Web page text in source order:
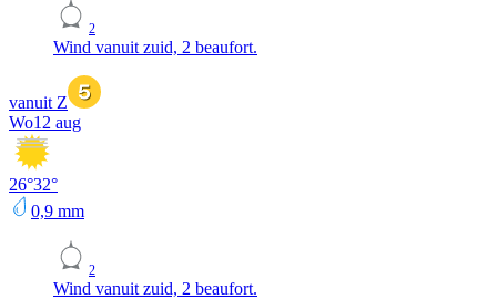
2
Wind vanuit zuid, 2 beaufort.
vanuit Z
Wo12 aug
26°32°
0,9 mm
2
Wind vanuit zuid, 2 beaufort.